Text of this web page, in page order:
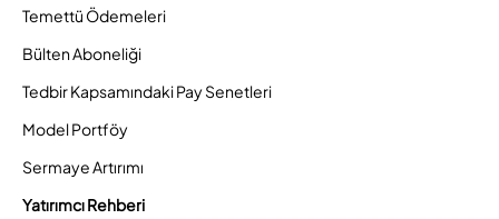
Temettü Ödemeleri
Bülten Aboneliği
Tedbir Kapsamındaki Pay Senetleri
Model Portföy
Sermaye Artırımı
Yatırımcı Rehberi